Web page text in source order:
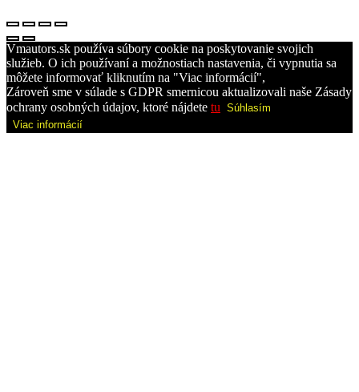
Vmautors.sk používa súbory cookie na poskytovanie svojich
služieb. O ich používaní a možnostiach nastavenia, či vypnutia sa
môžete informovať kliknutím na "Viac informácií",
Zároveň sme v súlade s GDPR smernicou aktualizovali naše Zásady
ochrany osobných údajov, ktoré nájdete tu Súhlasím
Viac informácií